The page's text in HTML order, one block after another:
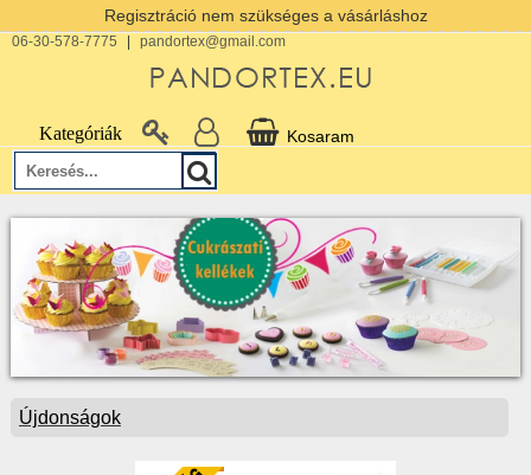
Regisztráció nem szükséges a vásárláshoz
06-30-578-7775 pandortex@gmail.com
Kategóriák Kosaram
Újdonságok